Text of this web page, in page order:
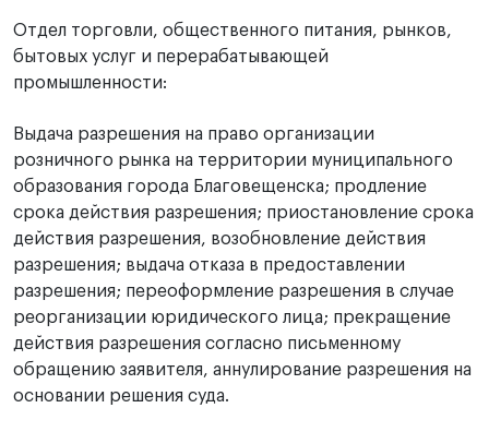
Отдел торговли, общественного питания, рынков,
бытовых услуг и перерабатывающей
промышленности:
Выдача разрешения на право организации
розничного рынка на территории муниципального
образования города Благовещенска; продление
срока действия разрешения; приостановление срока
действия разрешения, возобновление действия
разрешения; выдача отказа в предоставлении
разрешения; переоформление разрешения в случае
реорганизации юридического лица; прекращение
действия разрешения согласно письменному
обращению заявителя, аннулирование разрешения на
основании решения суда.